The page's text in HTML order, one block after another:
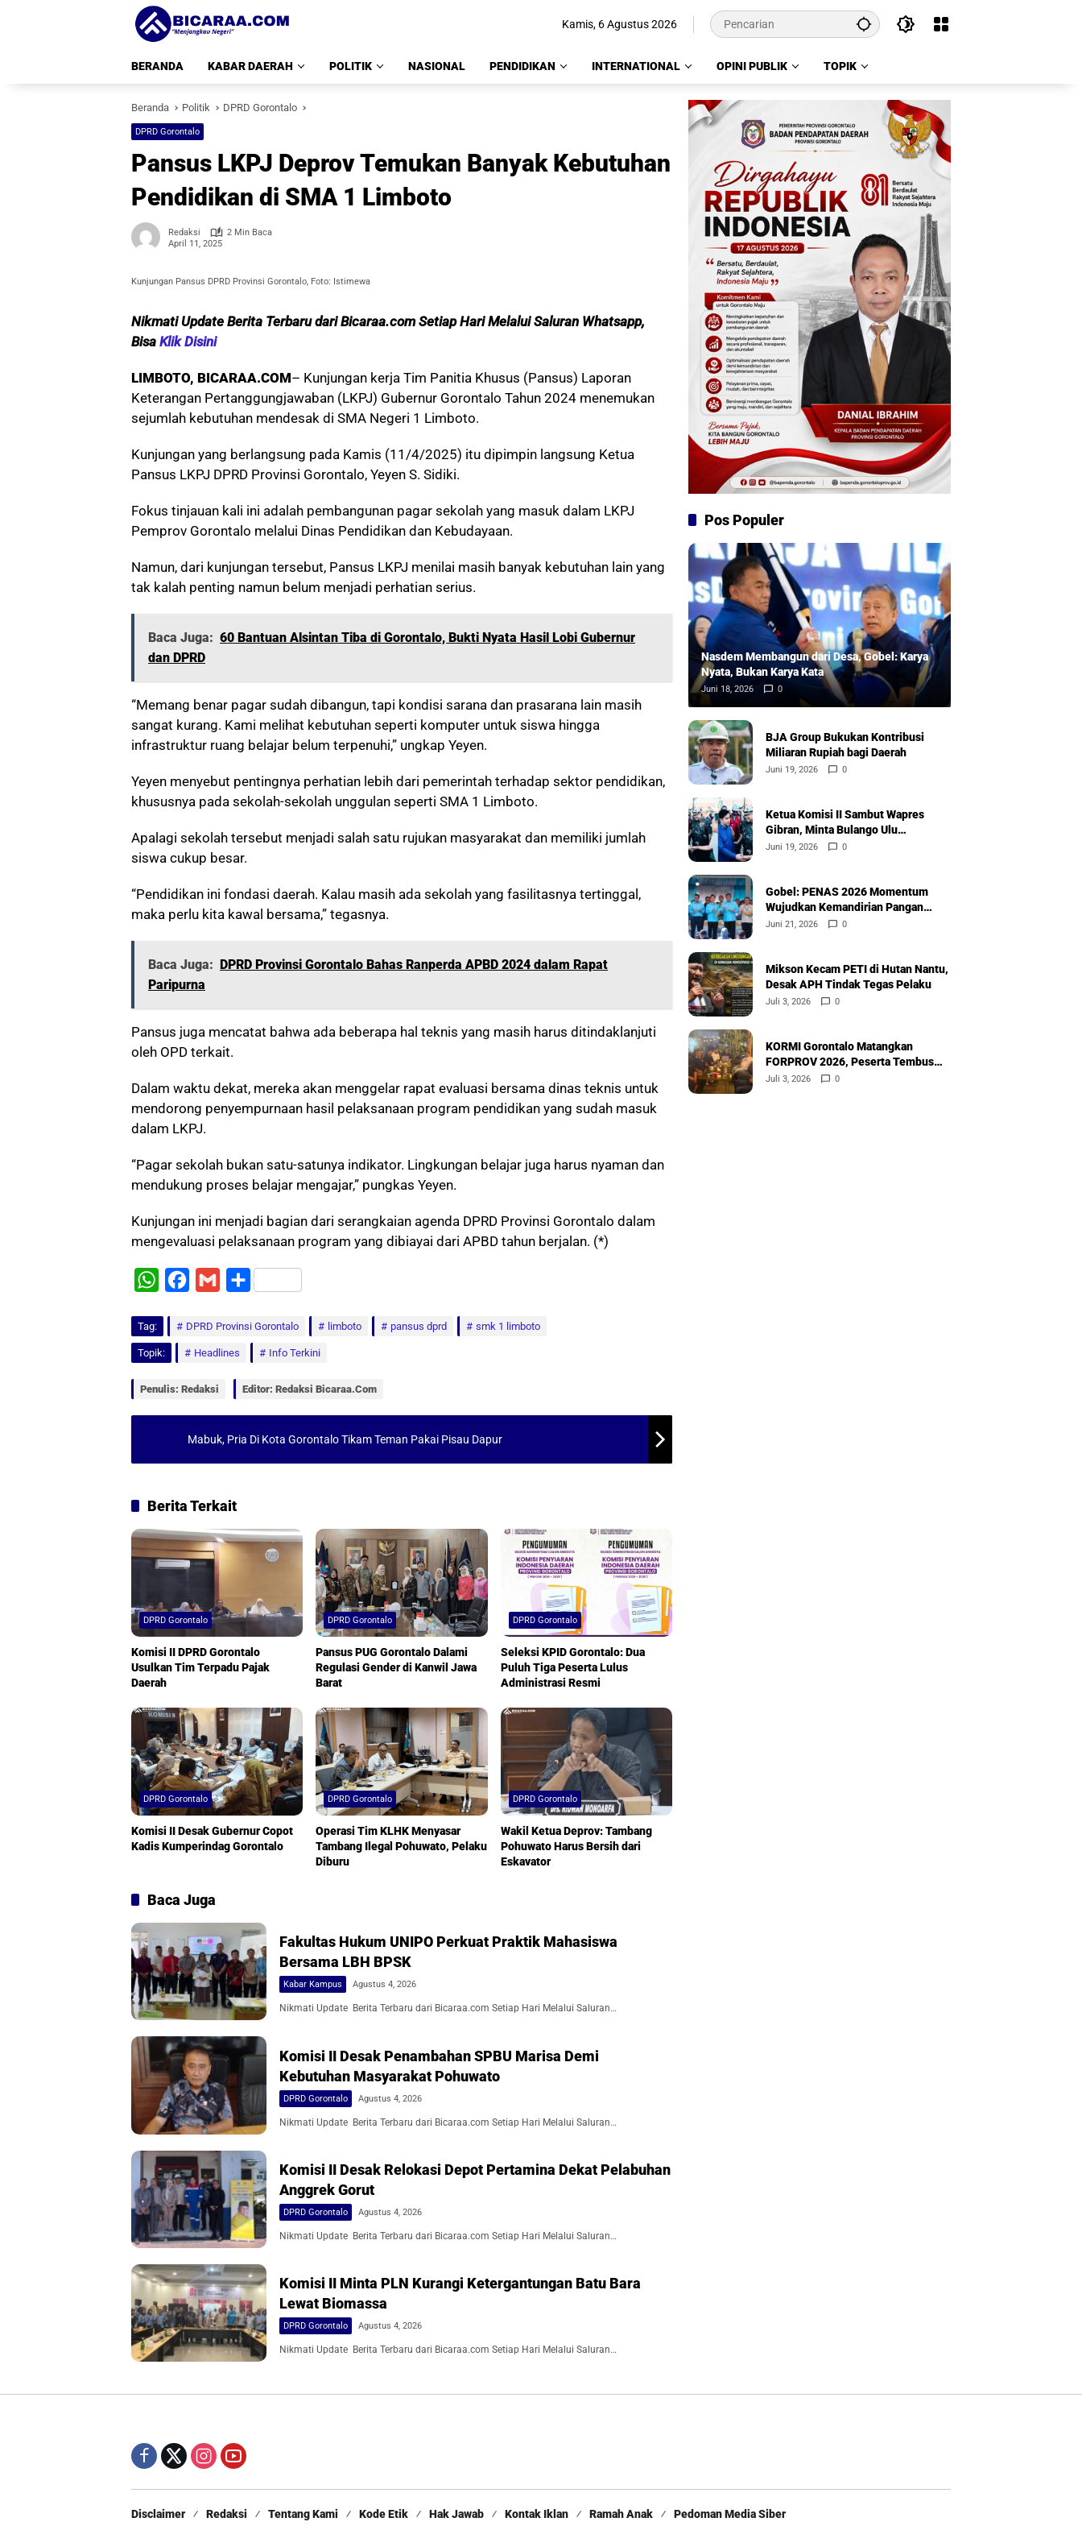
Kamis, 6 Agustus 2026
BERANDA KABAR DAERAH POLITIK NASIONAL PENDIDIKAN INTERNATIONAL OPINI PUBLIK TOPIK
Beranda Politik DPRD Gorontalo
DPRD Gorontalo
Pansus LKPJ Deprov Temukan Banyak Kebutuhan
Pendidikan di SMA 1 Limboto
Redaksi
2 Min Baca
April 11, 2025
Kunjungan Pansus DPRD Provinsi Gorontalo, Foto: Istimewa
Nikmati Update Berita Terbaru dari Bicaraa.com Setiap Hari Melalui Saluran Whatsapp,
Bisa Klik Disini
LIMBOTO, BICARAA.COM– Kunjungan kerja Tim Panitia Khusus (Pansus) Laporan
Keterangan Pertanggungjawaban (LKPJ) Gubernur Gorontalo Tahun 2024 menemukan
sejumlah kebutuhan mendesak di SMA Negeri 1 Limboto.
Kunjungan yang berlangsung pada Kamis (11/4/2025) itu dipimpin langsung Ketua
Pansus LKPJ DPRD Provinsi Gorontalo, Yeyen S. Sidiki.
Fokus tinjauan kali ini adalah pembangunan pagar sekolah yang masuk dalam LKPJ
Pemprov Gorontalo melalui Dinas Pendidikan dan Kebudayaan.
Namun, dari kunjungan tersebut, Pansus LKPJ menilai masih banyak kebutuhan lain yang
tak kalah penting namun belum menjadi perhatian serius.
Baca Juga: 60 Bantuan Alsintan Tiba di Gorontalo, Bukti Nyata Hasil Lobi Gubernur
dan DPRD
“Memang benar pagar sudah dibangun, tapi kondisi sarana dan prasarana lain masih
sangat kurang. Kami melihat kebutuhan seperti komputer untuk siswa hingga
infrastruktur ruang belajar belum terpenuhi,” ungkap Yeyen.
Yeyen menyebut pentingnya perhatian lebih dari pemerintah terhadap sektor pendidikan,
khususnya pada sekolah-sekolah unggulan seperti SMA 1 Limboto.
Apalagi sekolah tersebut menjadi salah satu rujukan masyarakat dan memiliki jumlah
siswa cukup besar.
“Pendidikan ini fondasi daerah. Kalau masih ada sekolah yang fasilitasnya tertinggal,
maka perlu kita kawal bersama,” tegasnya.
Baca Juga: DPRD Provinsi Gorontalo Bahas Ranperda APBD 2024 dalam Rapat
Paripurna
Pansus juga mencatat bahwa ada beberapa hal teknis yang masih harus ditindaklanjuti
oleh OPD terkait.
Dalam waktu dekat, mereka akan menggelar rapat evaluasi bersama dinas teknis untuk
mendorong penyempurnaan hasil pelaksanaan program pendidikan yang sudah masuk
dalam LKPJ.
“Pagar sekolah bukan satu-satunya indikator. Lingkungan belajar juga harus nyaman dan
mendukung proses belajar mengajar,” pungkas Yeyen.
Kunjungan ini menjadi bagian dari serangkaian agenda DPRD Provinsi Gorontalo dalam
mengevaluasi pelaksanaan program yang dibiayai dari APBD tahun berjalan. (*)
W
t
c
e
k
a
i
S
a
Tag: DPRD Provinsi Gorontalo limboto pansus dprd smk 1 limboto
Topik: Headlines Info Terkini
Penulis: Redaksi Editor: Redaksi Bicaraa.com
Mabuk, Pria Di Kota Gorontalo Tikam Teman Pakai Pisau Dapur
Berita Terkait
DPRD Gorontalo
Komisi II DPRD Gorontalo
Usulkan Tim Terpadu Pajak
Daerah
DPRD Gorontalo
Pansus PUG Gorontalo Dalami
Regulasi Gender di Kanwil Jawa
Barat
DPRD Gorontalo
Seleksi KPID Gorontalo: Dua
Puluh Tiga Peserta Lulus
Administrasi Resmi
DPRD Gorontalo
Komisi II Desak Gubernur Copot
Kadis Kumperindag Gorontalo
DPRD Gorontalo
Operasi Tim KLHK Menyasar
Tambang Ilegal Pohuwato, Pelaku
Diburu
DPRD Gorontalo
Wakil Ketua Deprov: Tambang
Pohuwato Harus Bersih dari
Eskavator
Baca Juga
Fakultas Hukum UNIPO Perkuat Praktik Mahasiswa
Bersama LBH BPSK
Kabar Kampus Agustus 4, 2026
Nikmati Update Berita Terbaru dari Bicaraa.com Setiap Hari Melalui Saluran…
Komisi II Desak Penambahan SPBU Marisa Demi
Kebutuhan Masyarakat Pohuwato
DPRD Gorontalo Agustus 4, 2026
Nikmati Update Berita Terbaru dari Bicaraa.com Setiap Hari Melalui Saluran…
Komisi II Desak Relokasi Depot Pertamina Dekat Pelabuhan
Anggrek Gorut
DPRD Gorontalo Agustus 4, 2026
Nikmati Update Berita Terbaru dari Bicaraa.com Setiap Hari Melalui Saluran…
Komisi II Minta PLN Kurangi Ketergantungan Batu Bara
Lewat Biomassa
DPRD Gorontalo Agustus 4, 2026
Nikmati Update Berita Terbaru dari Bicaraa.com Setiap Hari Melalui Saluran…
Pos Populer
Nasdem Membangun dari Desa, Gobel: Karya
Nyata, Bukan Karya Kata
Juni 18, 2026 0
BJA Group Bukukan Kontribusi
Miliaran Rupiah bagi Daerah
Juni 19, 2026 0
Ketua Komisi II Sambut Wapres
Gibran, Minta Bulango Ulu
Diprioritaskan
Juni 19, 2026 0
Gobel: PENAS 2026 Momentum
Wujudkan Kemandirian Pangan
Nasional
Juni 21, 2026 0
Mikson Kecam PETI di Hutan Nantu,
Desak APH Tindak Tegas Pelaku
Juli 3, 2026 0
KORMI Gorontalo Matangkan
FORPROV 2026, Peserta Tembus
600
Juli 3, 2026 0
Disclaimer Redaksi Tentang Kami Kode Etik Hak Jawab Kontak Iklan Ramah Anak Pedoman Media Siber